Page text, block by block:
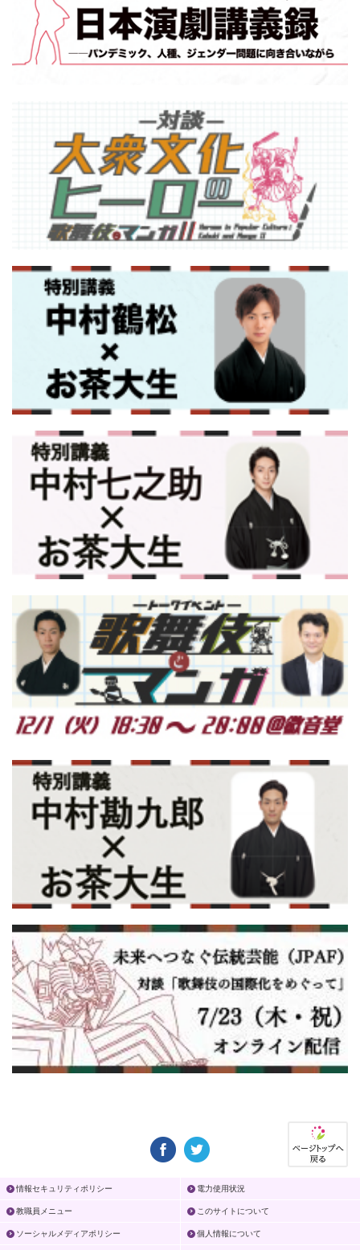
情報セキュリティポリシー 電力使用状況
教職員メニュー このサイトについて
ソーシャルメディアポリシー 個人情報について